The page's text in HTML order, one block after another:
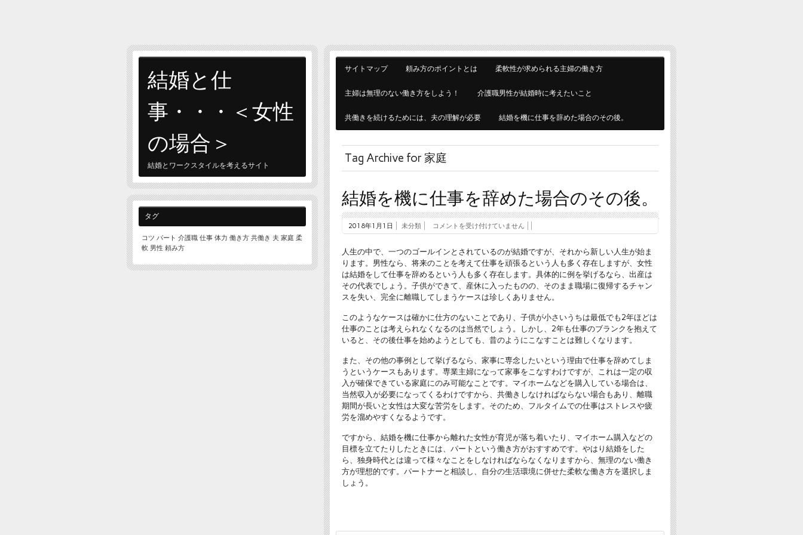
サイトマップ 頼み方のポイントとは 柔軟性が求められる主婦の働き方
主婦は無理のない働き方をしよう！ 介護職男性が結婚時に考えたいこと
共働きを続けるためには、夫の理解が必要 結婚を機に仕事を辞めた場合のその後。
Tag Archive for 家庭
結婚を機に仕事を辞めた場合のその後。
2018年1月1日 未分類 コメントを受け付けていません
人生の中で、一つのゴールインとされているのが結婚ですが、それから新しい人生が始ま
ります。男性なら、将来のことを考えて仕事を頑張るという人も多く存在しますが、女性
は結婚をして仕事を辞めるという人も多く存在します。具体的に例を挙げるなら、出産は
その代表でしょう。子供ができて、産休に入ったものの、そのまま職場に復帰するチャン
スを失い、完全に離職してしまうケースは珍しくありません。
このようなケースは確かに仕方のないことであり、子供が小さいうちは最低でも2年ほどは
仕事のことは考えられなくなるのは当然でしょう。しかし、2年も仕事のブランクを抱えて
いると、その後仕事を始めようとしても、昔のようにこなすことは難しくなります。
また、その他の事例として挙げるなら、家事に専念したいという理由で仕事を辞めてしま
うというケースもあります。専業主婦になって家事をこなすわけですが、これは一定の収
入が確保できている家庭にのみ可能なことです。マイホームなどを購入している場合は、
当然収入が必要になってくるわけですから、共働きしなければならない場合もあり、離職
期間が長いと女性は大変な苦労をします。そのため、フルタイムでの仕事はストレスや疲
労を溜めやすくなるようです。
ですから、結婚を機に仕事から離れた女性が育児が落ち着いたり、マイホーム購入などの
目標を立てたりしたときには、パートという働き方がおすすめです。やはり結婚をした
ら、独身時代とは違って様々なことをしなければならなくなりますから、無理のない働き
方が理想的です。パートナーと相談し、自分の生活環境に併せた柔軟な働き方を選択しま
しょう。
結婚と仕
事・・・＜女性
の場合＞
結婚とワークスタイルを考えるサイト
タグ
コツ パート 介護職 仕事 体力 働き方 共働き 夫 家庭 柔
軟 男性 頼み方